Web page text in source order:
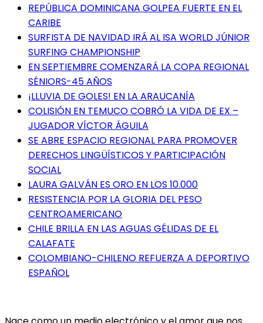
REPÚBLICA DOMINICANA GOLPEA FUERTE EN EL
CARIBE
SURFISTA DE NAVIDAD IRÁ AL ISA WORLD JÚNIOR
SURFING CHAMPIONSHIP
EN SEPTIEMBRE COMENZARÁ LA COPA REGIONAL
SÉNIORS-45 AÑOS
¡LLUVIA DE GOLES! EN LA ARAUCANÍA
COLISIÓN EN TEMUCO COBRÓ LA VIDA DE EX –
JUGADOR VÍCTOR ÁGUILA
SE ABRE ESPACIO REGIONAL PARA PROMOVER
DERECHOS LINGÜÍSTICOS Y PARTICIPACIÓN
SOCIAL
LAURA GALVÁN ES ORO EN LOS 10.000
RESISTENCIA POR LA GLORIA DEL PESO
CENTROAMERICANO
CHILE BRILLA EN LAS AGUAS GÉLIDAS DE EL
CALAFATE
COLOMBIANO-CHILENO REFUERZA A DEPORTIVO
ESPAÑOL